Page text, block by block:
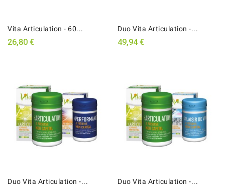
Vita Articulation - 60...
26,80 €
Duo Vita Articulation -...
49,94 €
Duo Vita Articulation -... Duo Vita Articulation -...